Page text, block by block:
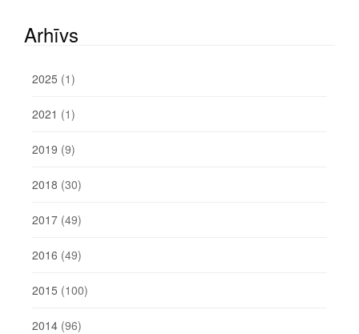
Arhīvs
2025 (1)
2021 (1)
2019 (9)
2018 (30)
2017 (49)
2016 (49)
2015 (100)
2014 (96)